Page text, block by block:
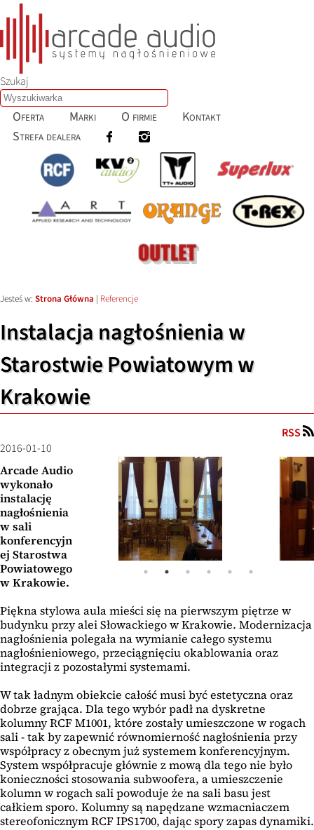
Szukaj
Oferta Marki O firmie
Kontakt
Strefa dealera
Jesteś w: Strona Główna | Referencje
Instalacja nagłośnienia w
Starostwie Powiatowym w
Krakowie
RSS
2016-01-10
Arcade Audio
wykonało
instalację
nagłośnienia
w sali
konferencyjn
ej Starostwa
Powiatowego
w Krakowie.
Piękna stylowa aula mieści się na pierwszym piętrze w
budynku przy alei Słowackiego w Krakowie. Modernizacja
nagłośnienia polegała na wymianie całego systemu
nagłośnieniowego, przeciągnięciu okablowania oraz
integracji z pozostałymi systemami.
W tak ładnym obiekcie całość musi być estetyczna oraz
dobrze grająca. Dla tego wybór padł na dyskretne
kolumny RCF M1001, które zostały umieszczone w rogach
sali - tak by zapewnić równomierność nagłośnienia przy
współpracy z obecnym już systemem konferencyjnym.
System współpracuje głównie z mową dla tego nie było
konieczności stosowania subwoofera, a umieszczenie
kolumn w rogach sali powoduje że na sali basu jest
całkiem sporo. Kolumny są napędzane wzmacniaczem
stereofonicznym RCF IPS1700, dając spory zapas dynamiki.